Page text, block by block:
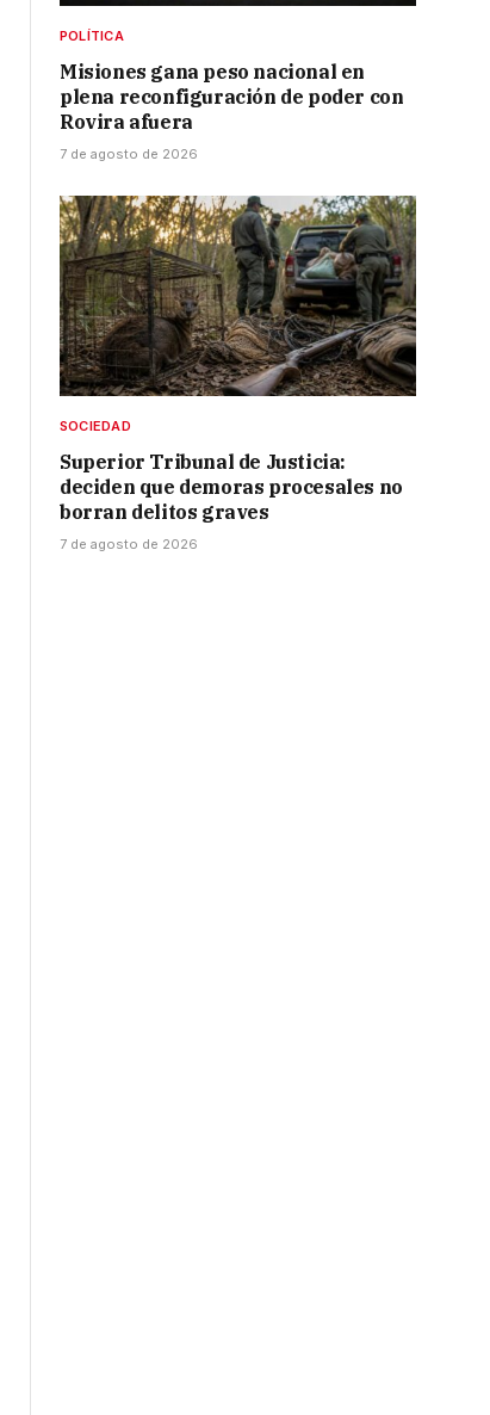
POLÍTICA
Misiones gana peso nacional en
plena reconfiguración de poder con
Rovira afuera
7 de agosto de 2026
SOCIEDAD
Superior Tribunal de Justicia:
deciden que demoras procesales no
borran delitos graves
7 de agosto de 2026